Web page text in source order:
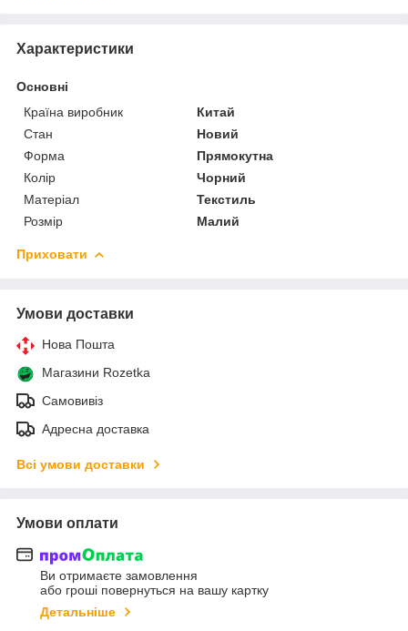
Характеристики
Основні
Країна виробник
Китай
Стан
Новий
Форма
Прямокутна
Колір
Чорний
Матеріал
Текстиль
Розмір
Малий
Приховати
Умови доставки
Нова Пошта
Магазини Rozetka
Самовивіз
Адресна доставка
Всі умови доставки
Умови оплати
Ви отримаєте замовлення
або гроші повернуться на вашу картку
Детальніше